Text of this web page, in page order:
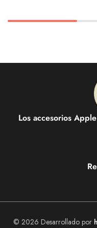
Los accesorios
© 2026 Desarrollado por